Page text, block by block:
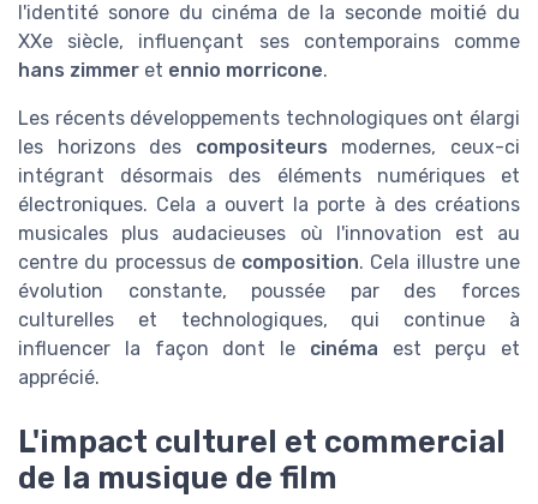
l'identité sonore du cinéma de la seconde moitié du
XXe siècle, influençant ses contemporains comme
hans zimmer et ennio morricone.
Les récents développements technologiques ont élargi
les horizons des compositeurs modernes, ceux-ci
intégrant désormais des éléments numériques et
électroniques. Cela a ouvert la porte à des créations
musicales plus audacieuses où l'innovation est au
centre du processus de composition. Cela illustre une
évolution constante, poussée par des forces
culturelles et technologiques, qui continue à
influencer la façon dont le cinéma est perçu et
apprécié.
L'impact culturel et commercial
de la musique de film